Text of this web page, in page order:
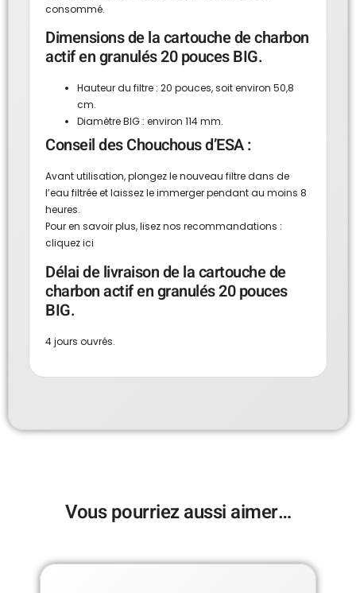
consommé.
Dimensions de la cartouche de charbon
actif en granulés 20 pouces BIG.
Hauteur du filtre : 20 pouces, soit environ 50,8
cm.
Diamètre BIG : environ 114 mm.
Conseil des Chouchous d’ESA :
Avant utilisation, plongez le nouveau filtre dans de
l’eau filtrée et laissez le immerger pendant au moins 8
heures.
Pour en savoir plus, lisez nos recommandations :
cliquez ici
Délai de livraison de la cartouche de
charbon actif en granulés 20 pouces
BIG.
4 jours ouvrés.
Vous pourriez aussi aimer…